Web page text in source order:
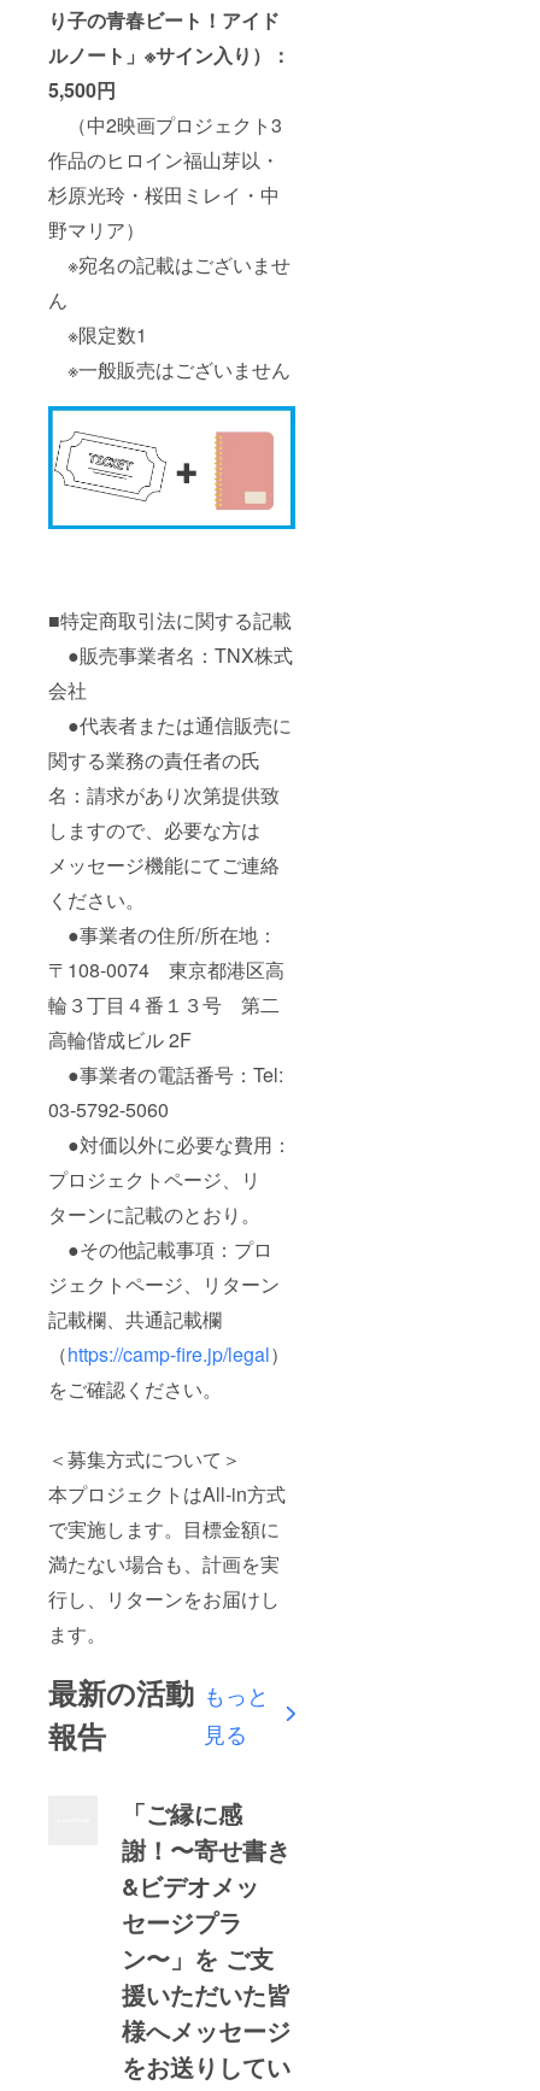
り子の青春ビート！アイド
ルノート」※サイン入り）：
5,500円
（中2映画プロジェクト3
作品のヒロイン福山芽以・
杉原光玲・桜田ミレイ・中
野マリア）
※宛名の記載はございませ
ん
※限定数1
※一般販売はございません
■特定商取引法に関する記載
●販売事業者名：TNX株式
会社
●代表者または通信販売に
関する業務の責任者の氏
名：請求があり次第提供致
しますので、必要な方は
メッセージ機能にてご連絡
ください。
●事業者の住所/所在地：
〒108-0074 東京都港区高
輪３丁目４番１３号 第二
高輪偕成ビル 2F
●事業者の電話番号：Tel:
03-5792-5060
●対価以外に必要な費用：
プロジェクトページ、リ
ターンに記載のとおり。
●その他記載事項：プロ
ジェクトページ、リターン
記載欄、共通記載欄
（https://camp-fire.jp/legal）
をご確認ください。
＜募集方式について＞
本プロジェクトはAll-in方式
で実施します。目標金額に
満たない場合も、計画を実
行し、リターンをお届けし
ます。
最新の活動
報告
もっと
見る
「ご縁に感
謝！〜寄せ書き
&ビデオメッ
セージプラ
ン〜」を ご支
援いただいた皆
様へメッセージ
をお送りしてい